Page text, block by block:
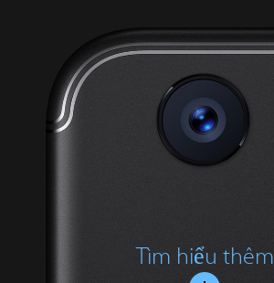
Tìm hiểu thêm